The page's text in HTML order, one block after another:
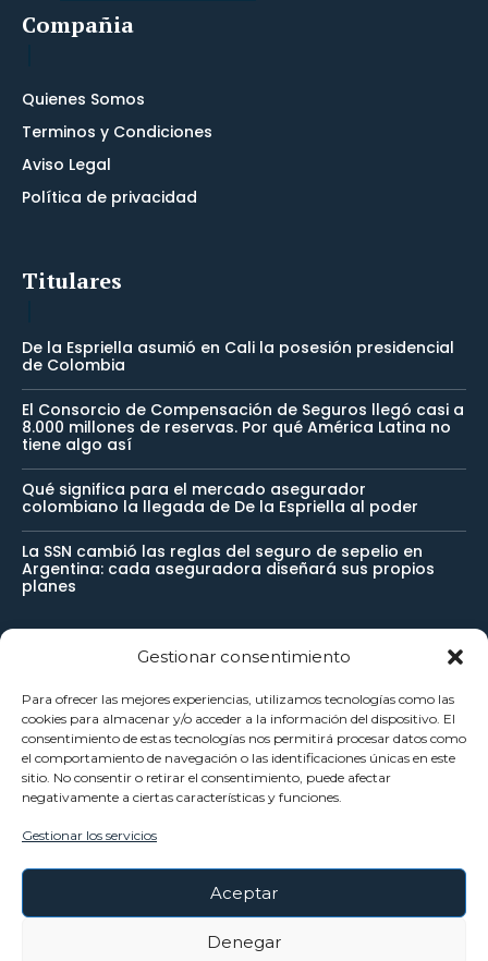
Gestionar consentimiento
Para ofrecer las mejores experiencias, utilizamos tecnologías como las
cookies para almacenar y/o acceder a la información del dispositivo. El
consentimiento de estas tecnologías nos permitirá procesar datos como
el comportamiento de navegación o las identificaciones únicas en este
sitio. No consentir o retirar el consentimiento, puede afectar
negativamente a ciertas características y funciones.
Gestionar los servicios
Aceptar
Denegar
Compañia
Quienes Somos
Terminos y Condiciones
Aviso Legal
Política de privacidad
Titulares
De la Espriella asumió en Cali la posesión presidencial
de Colombia
El Consorcio de Compensación de Seguros llegó casi a
8.000 millones de reservas. Por qué América Latina no
tiene algo así
Qué significa para el mercado asegurador
colombiano la llegada de De la Espriella al poder
La SSN cambió las reglas del seguro de sepelio en
Argentina: cada aseguradora diseñará sus propios
planes
Newsletter
Reciba noticias importantes directamente en su buzón de
entrada y manténgase conectado.
Política Privacidad.